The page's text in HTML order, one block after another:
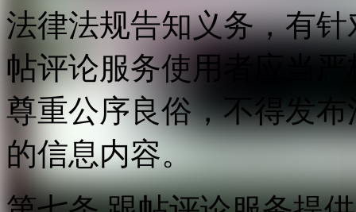
法律法规告知义务，有
帖评论服务使用者应当
尊重公序良俗，不得发
的信息内容。